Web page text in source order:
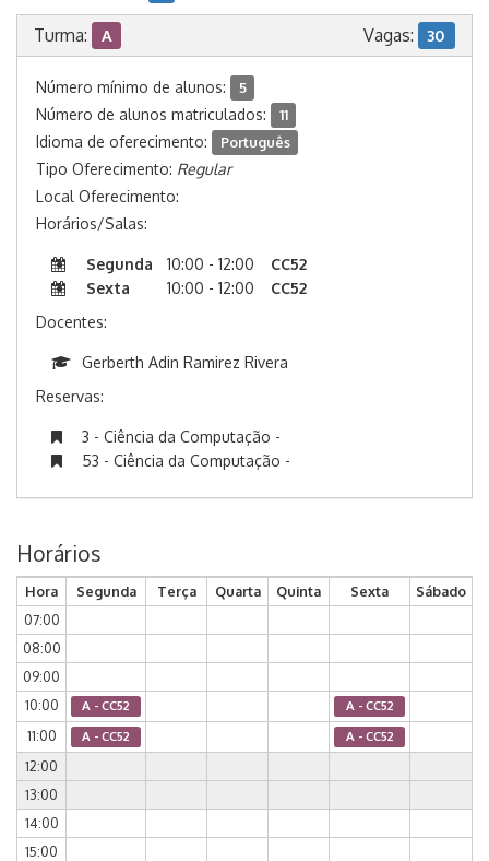
Turma: A Vagas: 30
Número mínimo de alunos: 5
Número de alunos matriculados: 11
Idioma de oferecimento: Português
Tipo Oferecimento: Regular
Local Oferecimento:
Horários/Salas:
Segunda 10:00 - 12:00
CC52
Sexta
10:00 - 12:00
CC52
Docentes:
Gerberth Adin Ramirez Rivera
Reservas:
3 - Ciência da Computação -
53 - Ciência da Computação -
Horários
Hora Segunda Terça Quarta Quinta Sexta
Sábado
07:00
08:00
09:00
10:00
A - CC52 A - CC52
11:00 A - CC52 A - CC52
12:00
13:00
14:00
15:00